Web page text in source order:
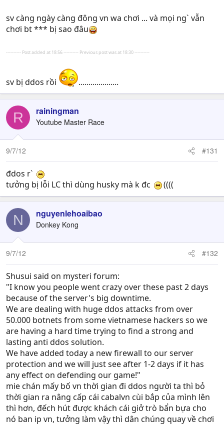
sv càng ngày càng đông vn wa chơi ... và mọi ng` vẫn
chơi bt *** bị sao đâu
---------- Post added at 18:56 ---------- Previous post was at 18:30 ----------
sv bị ddos rồi ....................
R rainingman
Youtube Master Race
9/7/12 #131
đdos r`
tưởng bị lỗi LC thì dùng husky mà k đc
((((
N nguyenlehoaibao
Donkey Kong
9/7/12 #132
Shusui said on mysteri forum:
"I know you people went crazy over these past 2 days
because of the server's big downtime.
We are dealing with huge ddos attacks from over
50.000 botnets from some vietnamese hackers so we
are having a hard time trying to find a strong and
lasting anti ddos solution.
We have added today a new firewall to our server
protection and we will just see after 1-2 days if it has
any effect on defending our game!"
mie chán mấy bố vn thời gian đi ddos người ta thì bỏ
thời gian ra nâng cấp cái cabalvn cùi bắp của mình lên
thì hơn, đếch hút được khách cái giở trò bẩn bựa cho
nó ban ip vn, tưởng làm vậy thì dân chúng quay về chơi